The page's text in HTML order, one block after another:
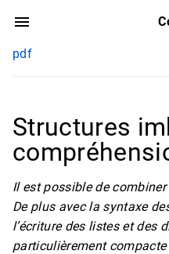
pdf
Structures
Il est possible de
De plus avec la syntaxe
l’écriture des listes et des
particulièrement compacte